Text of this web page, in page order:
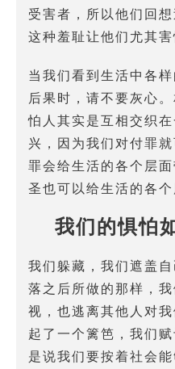
受害者，所以他们回
这种羞耻让他们尤其害
当我们看到生活中各
后果时，请不要灰心
怕人其实是互相交织
兴，因为我们对付罪
罪会给生活的各个层
圣也可以给生活的各个
我们的惧怕
我们躲藏，我们遮盖
落之后所做的那样，
视，也逃离其他人对
起了一个篱笆，我们
是说我们要按着社会